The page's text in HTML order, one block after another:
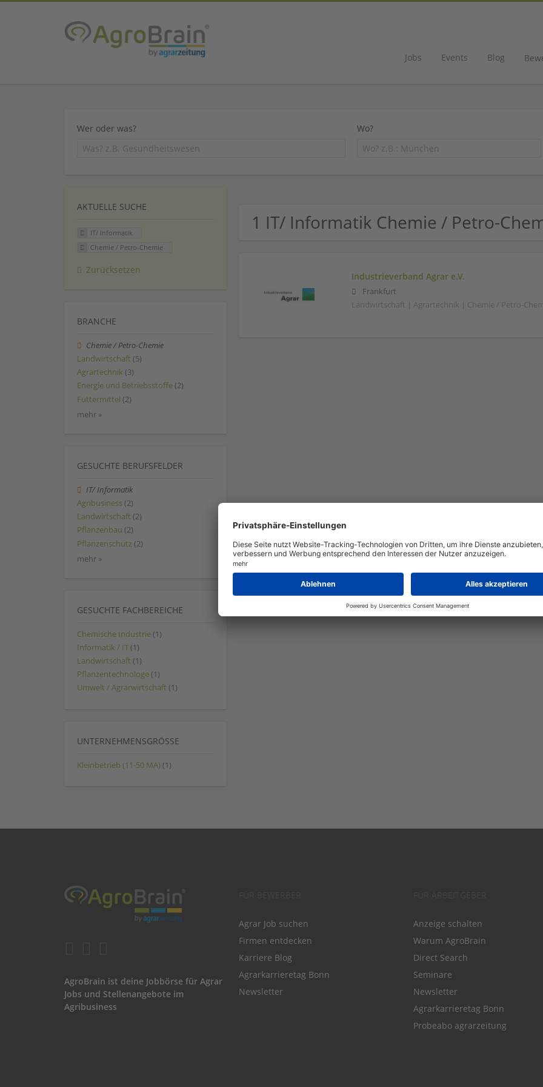
Jobs Events Blog
Wer oder was? Wo?
1 IT/ Informatik Chemie / Petro-
Industrieverband Agrar e.V.
Frankfurt
Landwirtschaft | Agrartechnik | Chemie / Petro-
AKTUELLE SUCHE
IT/ Informatik
Chemie / Petro-Chemie
Zurücksetzen
BRANCHE
Chemie / Petro-Chemie
Landwirtschaft (5)
Agrartechnik (3)
Energie und Betriebsstoffe (2)
Futtermittel (2)
mehr »
GESUCHTE BERUFSFELDER
IT/ Informatik
Agribusiness (2)
Landwirtschaft (2)
Pflanzenbau (2)
Pflanzenschutz (2)
mehr »
GESUCHTE FACHBEREICHE
Chemische Industrie (1)
Informatik / IT (1)
Landwirtschaft (1)
Pflanzentechnologe (1)
Umwelt / Agrarwirtschaft (1)
UNTERNEHMENSGRÖSSE
Kleinbetrieb (11-50 MA) (1)
AgroBrain ist deine Jobbörse für Agrar
Jobs und Stellenangebote im
Agribusiness
Agrar Job suchen
Firmen entdecken
Karriere Blog
Agrarkarrieretag Bonn
Newsletter
Anzeige schalten
Warum AgroBrain
Direct Search
Seminare
Newsletter
Agrarkarrieretag Bonn
Probeabo agrarzeitung